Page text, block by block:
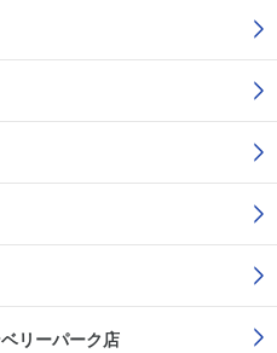
リーパーク店